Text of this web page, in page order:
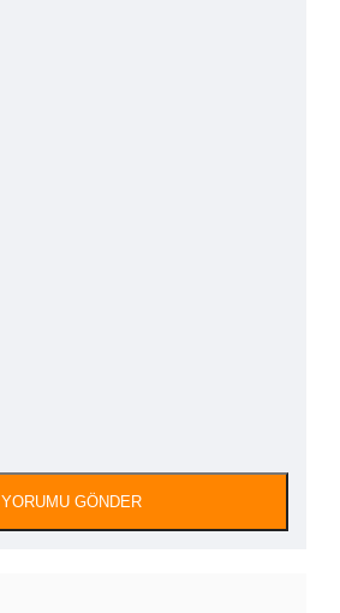
YORUMU GÖNDER